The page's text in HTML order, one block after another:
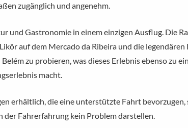
zugänglich und angenehm.
und Gastronomie in einem einzigen Ausflug. Die
auf dem Mercado da Ribeira und die legendären
zu probieren, was dieses Erlebnis ebenso zu
macht.
erhältlich, die eine unterstützte Fahrt bevorzugen,
der Fahrerfahrung kein Problem darstellen.